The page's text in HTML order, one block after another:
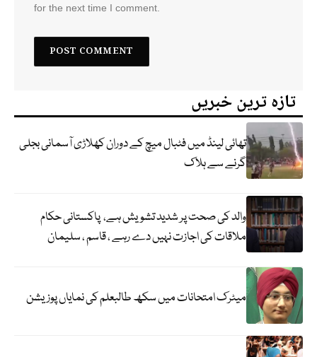
for the next time I comment.
تازہ ترین خبریں
تھائی لینڈ میں فٹبال میچ کے دوران کھلاڑی آسمانی بجلی
گرنے سے ہلاک
والد کی صحت پر شدید تشویش ہے، پاکستانی حکام
ملاقات کی اجازت نہیں دے رہے ، قاسم ، سلیمان
میٹرک امتحانات میں سکھ طالبعلم کی نمایاں پوزیشن